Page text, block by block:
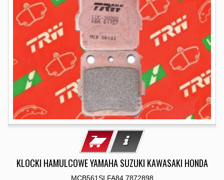
KLOCKI HAMULCOWE YAMAHA SUZUKI KAWASAKI HONDA
MCB561SI FA84 7872898